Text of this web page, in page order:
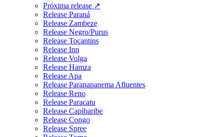
Próxima release ↗
Release Paraná
Release Zambeze
Release Negro/Purus
Release Tocantins
Release Inn
Release Volga
Release Hamza
Release Apa
Release Paranapanema Afluentes
Release Reno
Release Paracatu
Release Capibaribe
Release Congo
Release Spree